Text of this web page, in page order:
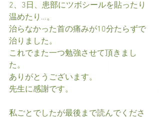
2、3日、患部にツボシールを貼ったり
温めたり…。
治らなかった首の痛みが10分たらずで
治りました。
これでまた一つ勉強させて頂きまし
た。
ありがとうございます。
先生に感謝です。
私ごとでしたが最後まで読んでくださ